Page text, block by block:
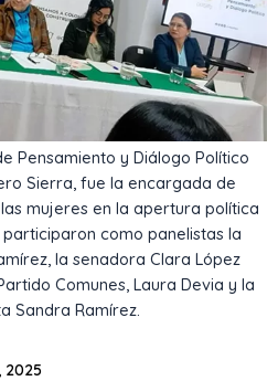
Pensamiento y Diálogo Político
Sierra, fue la encargada de
mujeres en la apertura política
participaron como panelistas la
la senadora Clara López
Comunes, Laura Devia y la
Sandra Ramírez.
2025